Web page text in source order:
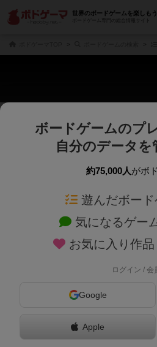
世界のボードゲームを楽しもう
ボードゲーム専門の総合情報サイト
じっくり表示
商品名、商品説明文、デザイナー名、
対象年齢を指定します。
ボードゲームのプ
自分のデータを
約75,000人がボ
遊んだボー
気になるゲー
お気に入り作
ログイン / 会
Google
Apple